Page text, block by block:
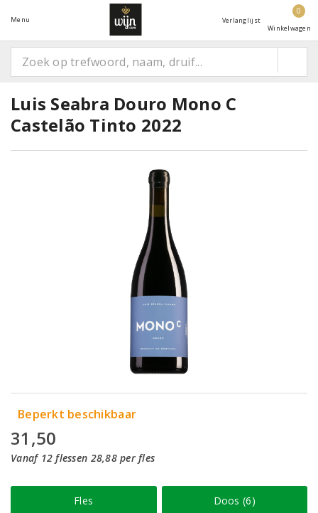
Menu Verlanglijst
0
Winkelwagen
Luis Seabra Douro Mono C
Castelão Tinto 2022
Beperkt beschikbaar
31,50
Vanaf 12 flessen 28,88 per fles
Fles Doos (6)